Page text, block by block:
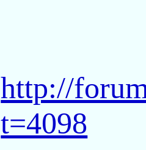
http://
t=4098